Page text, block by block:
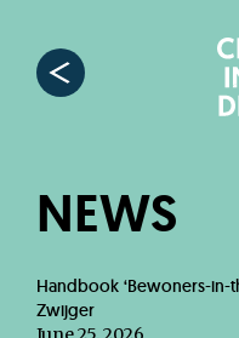
NEWS
Handbook ‘Bewoners-in-
Zwijger